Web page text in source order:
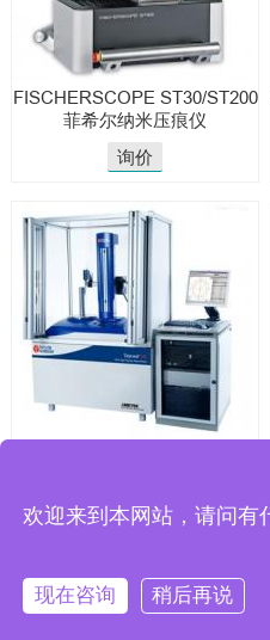
FISCHERSCOPE ST30/ST200
菲希尔纳米压痕仪
询价
询价
公司Powered by JUNZHAN
欢迎来到本网站，请问有
现在咨询 稍后再说